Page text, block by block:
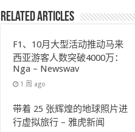
Related Articles
F1、10月大型活动推动马来
西亚游客人数突破4000万：
Nga – Newswav
1 周 ago
带着 25 张辉煌的地球照片进
行虚拟旅行 – 雅虎新闻